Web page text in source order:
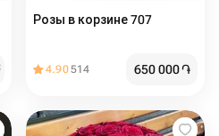
Розы в корзине 707
4.90514 650 000֏